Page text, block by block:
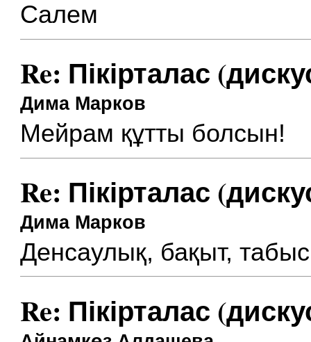
Салем
Re: Пікірталас
Дима Марков
Мейрам құтты болсын!
Re: Пікірталас
Дима Марков
Денсаулық, бақыт, табыс
Re: Пікірталас